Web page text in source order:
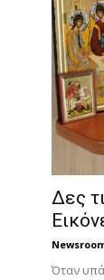
Δες
Όταν